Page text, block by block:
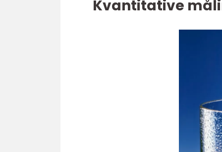
Kvantitative